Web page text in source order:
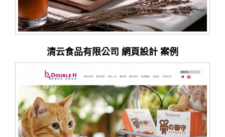
清云食品有限公司 網頁設計 案例